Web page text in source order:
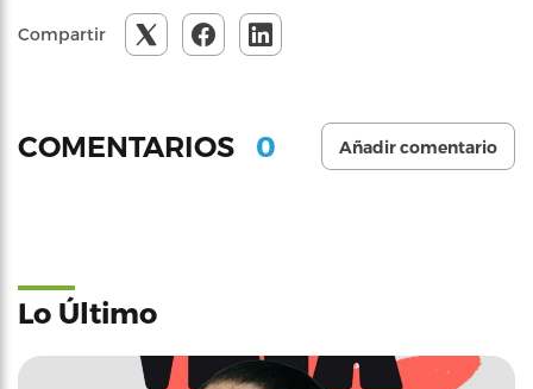
Compartir
COMENTARIOS 0 Añadir comentario
Lo Último